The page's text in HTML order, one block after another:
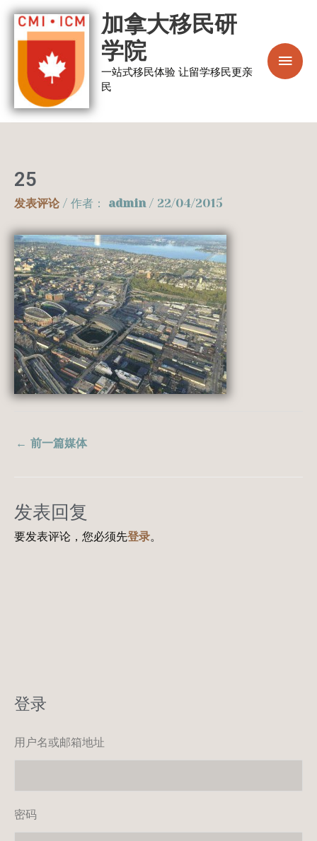
跳
加拿大移民研
学院
一站式移民体验 让留学移民更亲
民
菜
单
25
发表评论 / 作者： admin / 22/04/2015
← 前一篇媒体
发表回复
要发表评论，您必须先登录。
登录
用户名或邮箱地址
密码